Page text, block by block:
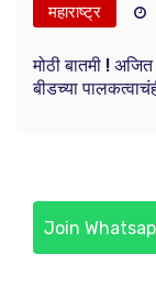
महाराष्ट्र
मोठी बातमी !
बीडच्या
Join